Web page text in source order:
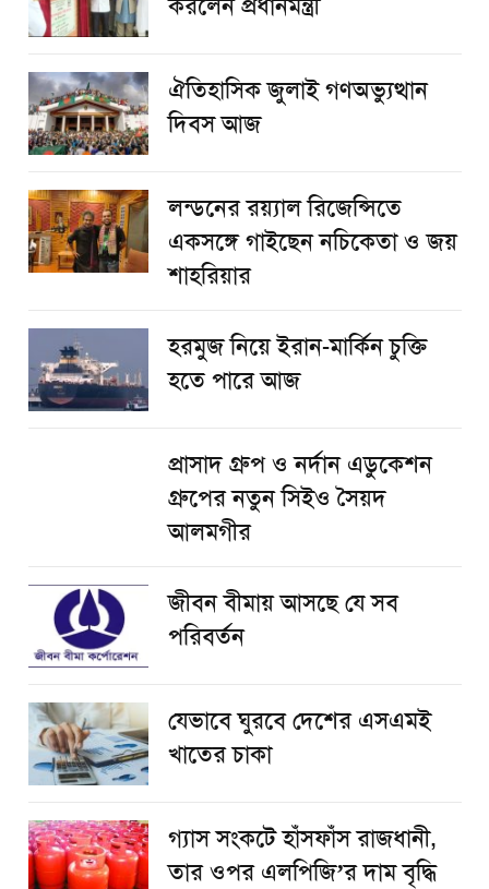
করলেন প্রধানমন্ত্রী
ঐতিহাসিক জুলাই গণঅভ্যুত্থান
দিবস আজ
লন্ডনের রয়্যাল রিজেন্সিতে
একসঙ্গে গাইছেন নচিকেতা ও জয়
শাহরিয়ার
হরমুজ নিয়ে ইরান-মার্কিন চুক্তি
হতে পারে আজ
প্রাসাদ গ্রুপ ও নর্দান এডুকেশন
গ্রুপের নতুন সিইও সৈয়দ
আলমগীর
জীবন বীমায় আসছে যে সব
পরিবর্তন
যেভাবে ঘুরবে দেশের এসএমই
খাতের চাকা
গ্যাস সংকটে হাঁসফাঁস রাজধানী,
তার ওপর এলপিজি’র দাম বৃদ্ধি